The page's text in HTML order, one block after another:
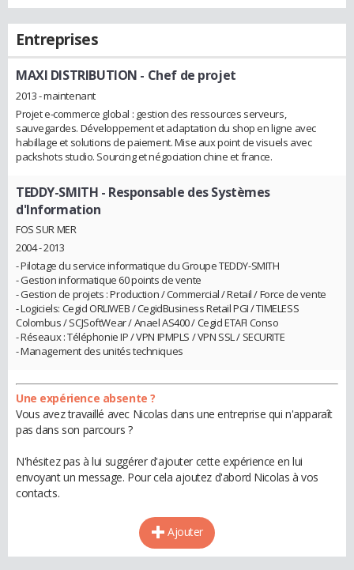
Entreprises
MAXI DISTRIBUTION - Chef de projet
2013 - maintenant
Projet e-commerce global : gestion des ressources serveurs,
sauvegardes. Développement et adaptation du shop en ligne avec
habillage et solutions de paiement. Mise aux point de visuels avec
packshots studio. Sourcing et négociation chine et france.
TEDDY-SMITH - Responsable des Systèmes
d'Information
FOS SUR MER
2004 - 2013
- Pilotage du service informatique du Groupe TEDDY-SMITH
- Gestion informatique 60 points de vente
- Gestion de projets : Production / Commercial / Retail / Force de vente
- Logiciels: Cegid ORLIWEB / CegidBusiness Retail PGI / TIMELESS
Colombus / SCJSoftWear / Anael AS400 / Cegid ETAFI Conso
- Réseaux : Téléphonie IP / VPN IPMPLS / VPN SSL / SECURITE
- Management des unités techniques
Une expérience absente ?
Vous avez travaillé avec Nicolas dans une entreprise qui n'apparaît
pas dans son parcours ?
N'hésitez pas à lui suggérer d'ajouter cette expérience en lui
envoyant un message. Pour cela ajoutez d'abord Nicolas à vos
contacts.
Ajouter